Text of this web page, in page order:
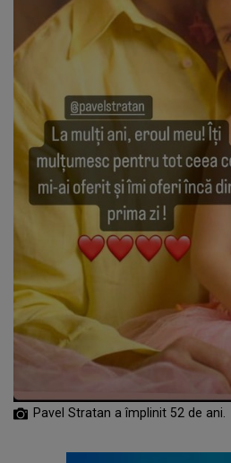
Pavel Stratan a împlinit 52 de ani.